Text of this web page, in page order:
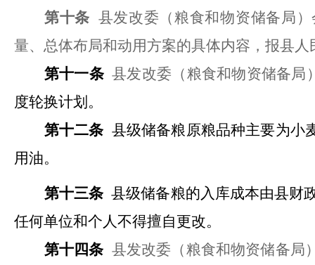
第十条 县发改委（粮食和物资储备局
量、总体布局和动用方案的具体内容，报县
第十一条 县发改委（粮食和物资储备局
度轮换计划。
第十二条 县级储备粮原粮品种主要为小
用油。
第十三条 县级储备粮的入库成本由县财
任何单位和个人不得擅自更改。
第十四条 县发改委（粮食和物资储备局